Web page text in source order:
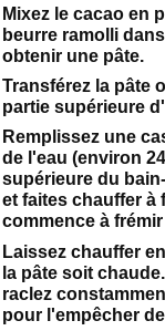
Mixez le cacao en
beurre ramolli
obtenir une pâte.
Transférez la pâte
partie supérieure
Remplissez une
de l'eau (environ
supérieure du
et faites chauffer à
commence à
Laissez chauffer
la pâte soit
raclez
pour l'empêcher